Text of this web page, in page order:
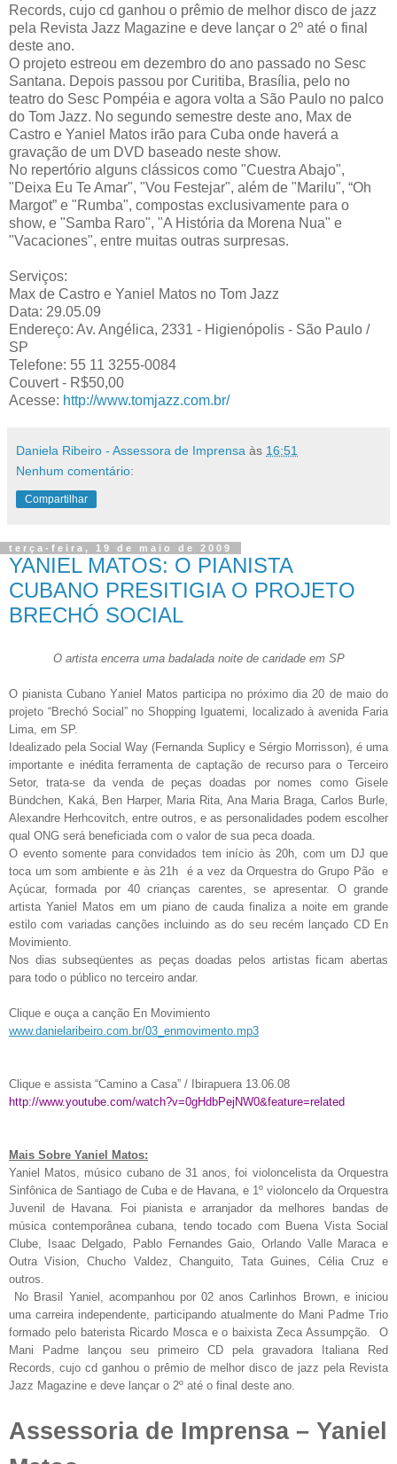
Records, cujo cd ganhou o prêmio de melhor disco de jazz
pela Revista Jazz Magazine e deve lançar o 2º até o final
deste ano.
O projeto estreou em dezembro do ano passado no Sesc
Santana. Depois passou por Curitiba, Brasília, pelo no
teatro do Sesc Pompéia e agora volta a São Paulo no palco
do Tom Jazz. No segundo semestre deste ano, Max de
Castro e Yaniel Matos irão para Cuba onde haverá a
gravação de um DVD baseado neste show.
No repertório alguns clássicos como "Cuestra Abajo",
"Deixa Eu Te Amar", "Vou Festejar", além de "Marilu", “Oh
Margot” e "Rumba", compostas exclusivamente para o
show, e "Samba Raro", "A História da Morena Nua" e
"Vacaciones", entre muitas outras surpresas.
Serviços:
Max de Castro e Yaniel Matos no Tom Jazz
Data: 29.05.09
Endereço: Av. Angélica, 2331 - Higienópolis - São Paulo /
SP
Telefone: 55 11 3255-0084
Couvert - R$50,00
Acesse: http://www.tomjazz.com.br/
Daniela Ribeiro - Assessora de Imprensa às 16:51
Nenhum comentário:
Compartilhar
terça-feira, 19 de maio de 2009
YANIEL MATOS: O PIANISTA
CUBANO PRESITIGIA O PROJETO
BRECHÓ SOCIAL
O artista encerra uma badalada noite de caridade em SP
O pianista Cubano Yaniel Matos participa no próximo dia 20 de maio do
projeto “Brechó Social” no Shopping Iguatemi, localizado à avenida Faria
Lima, em SP.
Idealizado pela Social Way (Fernanda Suplicy e Sérgio Morrisson), é uma
importante e inédita ferramenta de captação de recurso para o Terceiro
Setor, trata-se da venda de peças doadas por nomes como Gisele
Bündchen, Kaká, Ben Harper, Maria Rita, Ana Maria Braga, Carlos Burle,
Alexandre Herhcovitch, entre outros, e as personalidades podem escolher
qual ONG será beneficiada com o valor de sua peca doada.
O evento somente para convidados tem início às 20h, com um DJ que
toca um som ambiente e às 21h
é a vez da Orquestra do Grupo Pão
e
Açúcar, formada por 40 crianças carentes, se apresentar. O grande
artista Yaniel Matos em um piano de cauda finaliza a noite em grande
estilo com variadas canções incluindo as do seu recém lançado CD En
Movimiento.
Nos dias subseqüentes as peças doadas pelos artistas ficam abertas
para todo o público no terceiro andar.
Clique e ouça a canção En Movimiento
www.danielaribeiro.com.br/03_enmovimento.mp3
Clique e assista “Camino a Casa” / Ibirapuera 13.06.08
http://www.youtube.com/watch?v=0gHdbPejNW0&feature=related
Mais Sobre Yaniel Matos:
Yaniel Matos, músico cubano de 31 anos, foi violoncelista da Orquestra
Sinfônica de Santiago de Cuba e de Havana, e 1º violoncelo da Orquestra
Juvenil de Havana. Foi pianista e arranjador da melhores bandas de
música contemporânea cubana, tendo tocado com Buena Vista Social
Clube, Isaac Delgado, Pablo Fernandes Gaio, Orlando Valle Maraca e
Outra Vision, Chucho Valdez, Changuito, Tata Guines, Célia Cruz e
outros.
No Brasil Yaniel, acompanhou por 02 anos Carlinhos Brown, e iniciou
uma carreira independente, participando atualmente do Mani Padme Trio
formado pelo baterista Ricardo Mosca e o baixista Zeca Assumpção. O
Mani Padme lançou seu primeiro CD pela gravadora Italiana Red
Records, cujo cd ganhou o prêmio de melhor disco de jazz pela Revista
Jazz Magazine e deve lançar o 2º até o final deste ano.
Assessoria de Imprensa – Yaniel